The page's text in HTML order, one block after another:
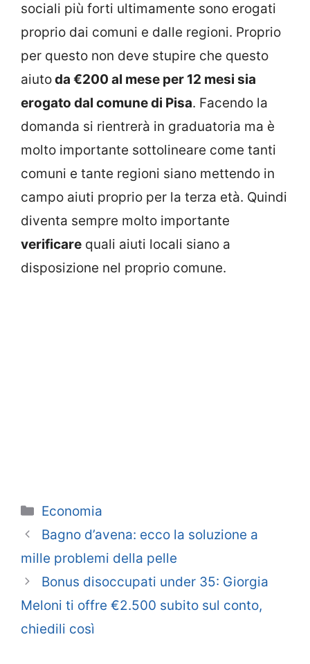
sociali più forti ultimamente sono erogati
proprio dai comuni e dalle regioni. Proprio
per questo non deve stupire che questo
aiutoda €200 al mese per 12 mesi sia
erogato dal comune di Pisa. Facendo la
domanda si rientrerà in graduatoria ma è
molto importante sottolineare come tanti
comuni e tante regioni siano mettendo in
campo aiuti proprio per la terza età. Quindi
diventa sempre molto importante
verificare quali aiuti locali siano a
disposizione nel proprio comune.
Categorie
Economia
Bagno d’avena: ecco la soluzione a
mille problemi della pelle
Bonus disoccupati under 35: Giorgia
Meloni ti offre €2.500 subito sul conto,
chiedili così